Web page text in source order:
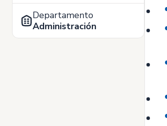
Departamento
Administración